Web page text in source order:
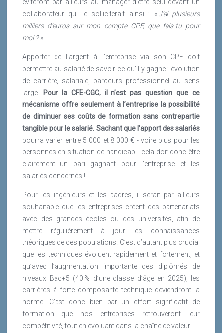
éviteront par ailleurs au manager d’être seul devant un
collaborateur qui le solliciterait ainsi : «J’ai plusieurs
milliers d’euros sur mon compte CPF, que fais-tu pour
moi ?»
Apporter de l’argent à l’entreprise via son CPF doit
permettre au salarié de savoir ce qu’il y gagne : évolution
de carrière, salariale, parcours professionnel au sens
large.
Pour la CFE-CGC, il n’est pas question que ce
mécanisme offre seulement à l’entreprise la possibilité
de diminuer ses coûts de formation sans contrepartie
tangible pour le salarié. Sachant que l’apport des salariés
pourra varier entre 5 000 et 8 000 € - voire plus pour les
personnes en situation de handicap - cela doit donc être
clairement un pari gagnant pour l’entreprise et les
salariés concernés !
Pour les ingénieurs et les cadres, il serait par ailleurs
souhaitable que les entreprises créent des partenariats
avec des grandes écoles ou des universités, afin de
mettre régulièrement à jour les connaissances
théoriques de ces populations. C’est d’autant plus crucial
que les techniques évoluent rapidement et fortement, et
qu’avec l’augmentation importante des diplômés de
niveaux Bac+5 (40 % d’une classe d’âge en 2025), les
carrières à forte composante technique deviendront la
norme. C’est donc bien par un effort significatif de
formation que nos entreprises retrouveront leur
compétitivité, tout en évoluant dans la chaîne de valeur.